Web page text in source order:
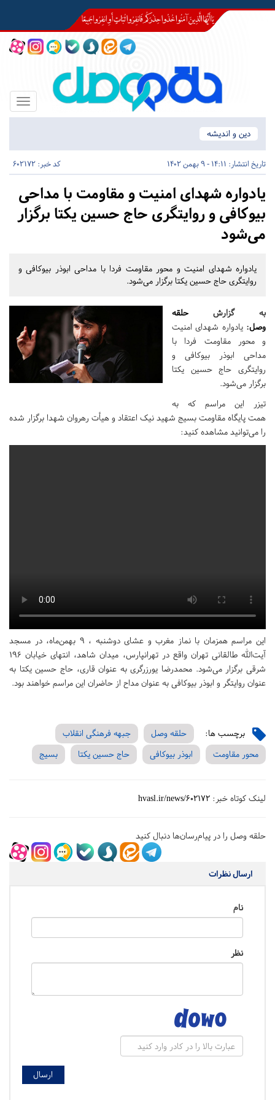
Toggle
دین و اندیشه
تاریخ انتشار: 14:11 - 9 بهمن 1402 کد خبر: 602172
یادواره شهدای امنیت و مقاومت با مداحی
بیوکافی و روایتگری حاج حسین یکتا برگزار
می‌شود
یادواره شهدای امنیت و محور مقاومت فردا با مداحی ابوذر بیوکافی و
روایتگری حاج حسین یکتا برگزار می‌شود.
به گزارش حلقه
وصل: یادواره شهدای امنیت
و محور مقاومت فردا با
مداحی ابوذر بیوکافی و
روایتگری حاج حسین یکتا
برگزار می‌شود.
تیزر این مراسم که به
همت پایگاه مقاومت بسیج شهید نیک اعتقاد و هیأت رهروان شهدا برگزار شده
را می‌توانید مشاهده کنید:
این مراسم همزمان با نماز مغرب و عشای دوشنبه ، ۹ بهمن‌ماه، در مسجد
آیت‌الله طالقانی تهران واقع در تهرانپارس، میدان شاهد، انتهای خیابان ۱۹۶
شرقی برگزار می‌شود. محمدرضا یورزرگری به عنوان قاری، حاج حسین یکتا به
عنوان روایتگر و ابوذر بیوکافی به عنوان مداح از حاضران این مراسم خواهند بود.
برچسب ها: حلقه وصل
جبهه فرهنگی انقلاب
محور مقاومت
ابوذر بیوکافی حاج حسین یکتا بسیج
لینک کوتاه خبر: hvasl.ir/news/602172
حلقه وصل را در پیام‌رسان‌ها دنبال کنید
ارسال نظرات
نام
نظر